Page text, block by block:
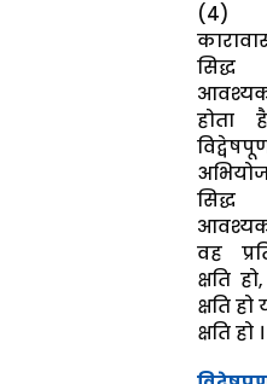
(4)
होता
वह
क्षति
क्षति
क्षति हो ।